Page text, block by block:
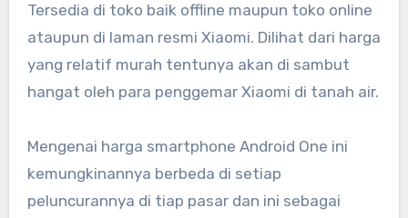
Tersedia di toko baik offline maupun toko online
ataupun di laman resmi Xiaomi. Dilihat dari harga
yang relatif murah tentunya akan di sambut
hangat oleh para penggemar Xiaomi di tanah air.
Mengenai harga smartphone Android One ini
kemungkinannya berbeda di setiap
peluncurannya di tiap pasar dan ini sebagai